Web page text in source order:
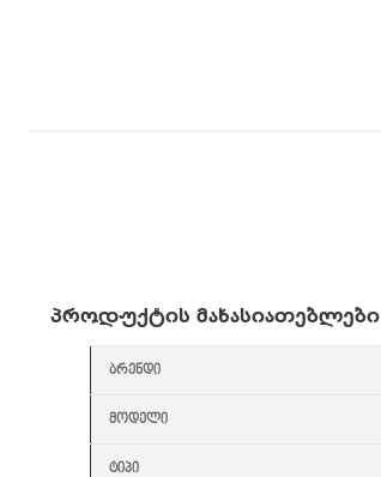
პროდუქტის მახასიათებლები
ბრენდი
მოდელი
ტიპი